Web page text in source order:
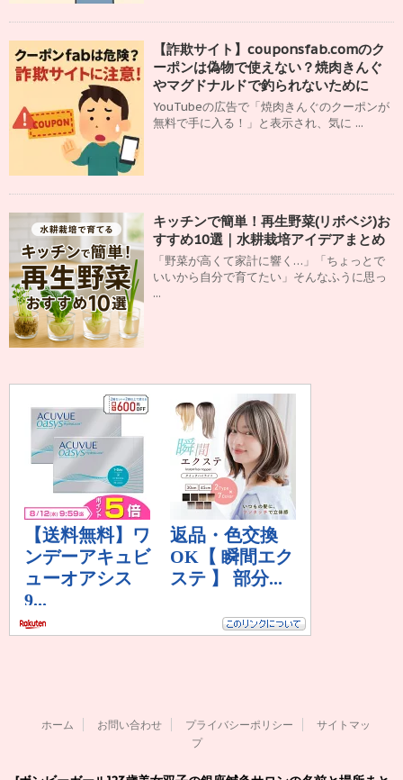
【詐欺サイト】couponsfab.comのク
ーポンは偽物で使えない？焼肉きんぐ
やマグドナルドで釣られないために
YouTubeの広告で「焼肉きんぐのクーポンが
無料で手に入る！」と表示され、気に ...
キッチンで簡単！再生野菜(リボベジ)お
すすめ10選｜水耕栽培アイデアまとめ
「野菜が高くて家計に響く…」「ちょっとで
いいから自分で育てたい」そんなふうに思っ
...
ホーム お問い合わせ プライバシーポリシー
サイトマッ
プ